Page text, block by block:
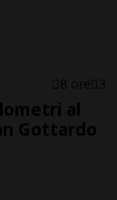
8 ore 3
al
Gottardo